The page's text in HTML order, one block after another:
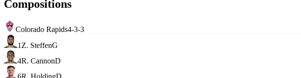
Compositions
Colorado Rapids4-3-3
1 Z. SteffenG
4R. CannonD
6R. HoldingD